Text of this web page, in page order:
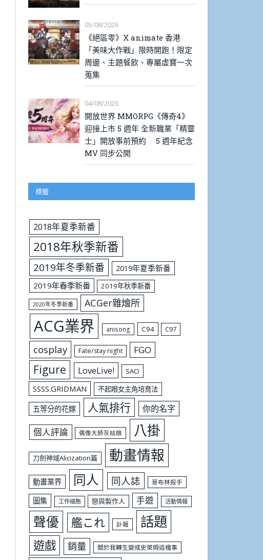
05/08/2026
《絕區零》X animate 香港
「美味大作戰」限時開跑！限定
周邊、主題餐飲、專屬虛寶一次
蒐集
04/08/2026
開放世界 MMORPG《傳奇4》
迎接上市 5 週年 全新職業「精靈
士」開放事前預約 5 週年紀念
MV 同步公開
標籤
2018年夏季新番
2018年秋季新番
2019年冬季新番
2019年夏季新番
2019年春季新番
2019年秋季新番
2020年冬季新番 ACGer雜燴所
ACG業界 anisong C94 C97
cosplay Fate/stay night FGO
Figure LoveLive! SAO
SSSS.GRIDMAN 不起眼女主角培育法
五等分的花嫁 人氣排行 你的名字
個人評論 偶像大師灰姑娘 八掛
刀劍神域Alicization篇 動畫情報
動畫業界 同人 同人誌 哥布林殺手
圖集 工作細胞 戀與製作人 手遊 活動情報
聲優 艦これ 訃報 話題
遊戲 銷量 關於我轉生變成史萊姆這檔事